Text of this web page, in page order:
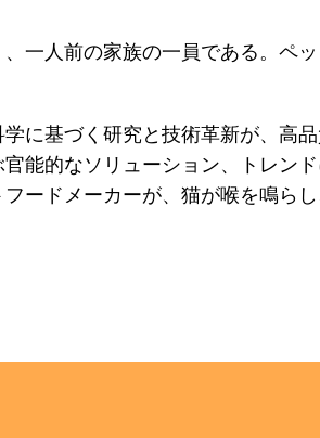
一人前の家族の一員である。ペ
に基づく研究と技術革新が、高
能的なソリューション、トレン
ードメーカーが、猫が喉を鳴ら